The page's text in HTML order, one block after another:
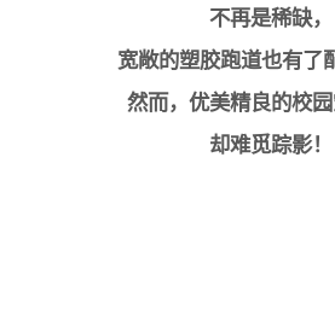
不再是稀缺，
宽敞的塑胶跑道也有了
然而，优美精良的校
却难觅踪影！